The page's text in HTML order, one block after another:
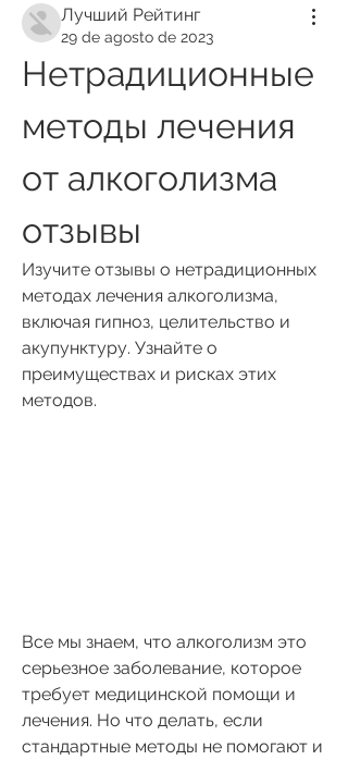
Лучший Рейтинг
29 de agosto de 2023
Нетрадиционные
методы лечения
от алкоголизма
отзывы
Изучите отзывы о нетрадиционных
методах лечения алкоголизма,
включая гипноз, целительство и
акупунктуру. Узнайте о
преимуществах и рисках этих
методов.
Все мы знаем, что алкоголизм это
серьезное заболевание, которое
требует медицинской помощи и
лечения. Но что делать, если
стандартные методы не помогают и